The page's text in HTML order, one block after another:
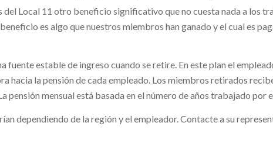
del Local 11 otro beneficio significativo que no cuesta nada a los
es algo que nuestros miembros han ganado y el cual es
fuente estable de ingreso cuando se retire. En este plan el
hacia la pensión de cada empleado. Los miembros retirados
pensión mensual está basada en el número de años trabajado por
dependiendo de la región y el empleador. Contacte a su